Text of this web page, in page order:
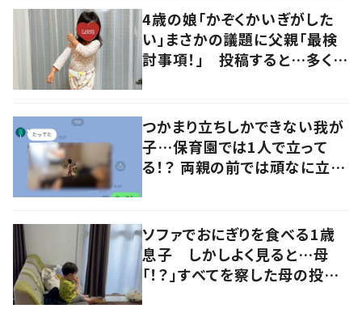
4歳の娘「かぞくかいぎがした
い」まさかの議題に父親「最検
討事項！」 投稿すると…多くの
つかまり立ちしかできない我が
子…保育園では1人で立って
る！？ 両親の前では頑なに立た
ソファでおにぎりを食べる1歳
息子 しかしよく見ると…母
「！？」すべてを察した母の投稿